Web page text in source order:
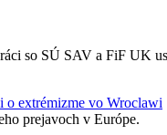
so SÚ SAV a FiF UK
extrémizme vo Wroclawi
prejavoch v Európe.